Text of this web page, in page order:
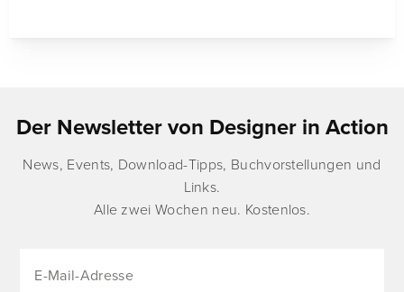
Der Newsletter von Designer in Action
News, Events, Download-Tipps, Buchvorstellungen und
Links.
Alle zwei Wochen neu. Kostenlos.